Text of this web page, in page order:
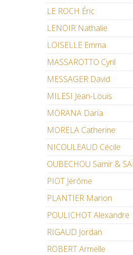
LE ROCH Éric
LENOIR Nathalie
LOISELLE Emma
MASSAROTTO Cyril
MESSAGER David
MILESI Jean-Louis
MORANA Daria
MORELA Catherine
NICOULEAUD Cécile
OUBECHOU Samir &
PIOT Jérôme
PLANTIER Marion
POULICHOT Alexandre
RIGAUD Jordan
ROBERT Armelle